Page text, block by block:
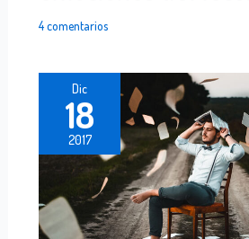
4 comentarios
Dic
18
2017